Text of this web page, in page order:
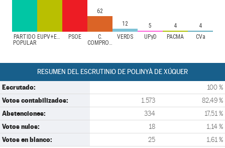
PARTIDO
POPULAR
EUPV+ERPV PSOE
C.
COMPROMÍS
VERDS UPyD PACMA CVa
62
12
5 4 4
RESUMEN DEL ESCRUTINIO DE POLINYÀ DE XÚQUER
Escrutado: 100 %
Votos contabilizados: 1.573 82,49 %
Abstenciones: 334 17,51 %
Votos nulos: 18 1,14 %
Votos en blanco: 25 1,61 %